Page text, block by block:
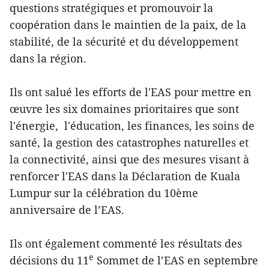
questions stratégiques et promouvoir la
coopération dans le maintien de la paix, de la
stabilité, de la sécurité et du développement
dans la région.
Ils ont salué les efforts de l'EAS pour mettre en
œuvre les six domaines prioritaires que sont
l'énergie, l'éducation, les finances, ​les soins de
santé, la gestion des catastrophes naturelles et
la connectivité, ainsi que des mesures visant à
renforcer l'EAS dans la Déclaration de Kuala
Lumpur sur la célébration du 10ème
anniversaire de l’EAS.
Ils ont également commenté les résultats des
décisions du 11e Sommet de l’EAS en septembre